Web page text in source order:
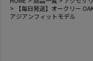
【毎日発送】オークリー
アジアンフィットモデル